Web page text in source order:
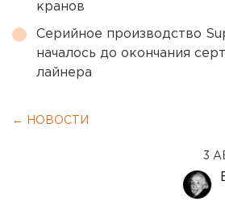
кранов
Серийное производство
началось до окончания
лайнера
← НОВОСТИ
3